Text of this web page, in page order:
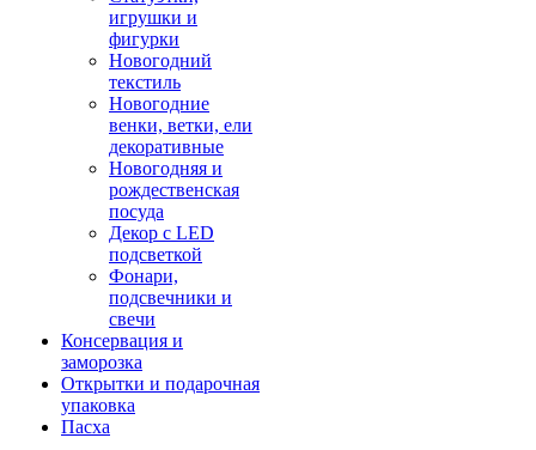
игрушки и
фигурки
Новогодний
текстиль
Новогодние
венки, ветки, ели
декоративные
Новогодняя и
рождественская
посуда
Декор с LED
подсветкой
Фонари,
подсвечники и
свечи
Консервация и
заморозка
Открытки и подарочная
упаковка
Пасха